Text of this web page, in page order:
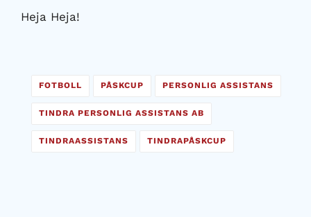
Heja Heja!
FOTBOLL PÅSKCUP PERSONLIG ASSISTANS
TINDRA PERSONLIG ASSISTANS AB
TINDRAASSISTANS TINDRAPÅSKCUP